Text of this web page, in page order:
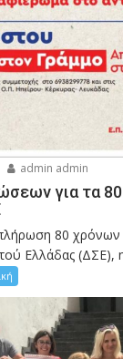
admin admin
για τα
80 χρόνων
Ελλάδας (ΔΣΕ),